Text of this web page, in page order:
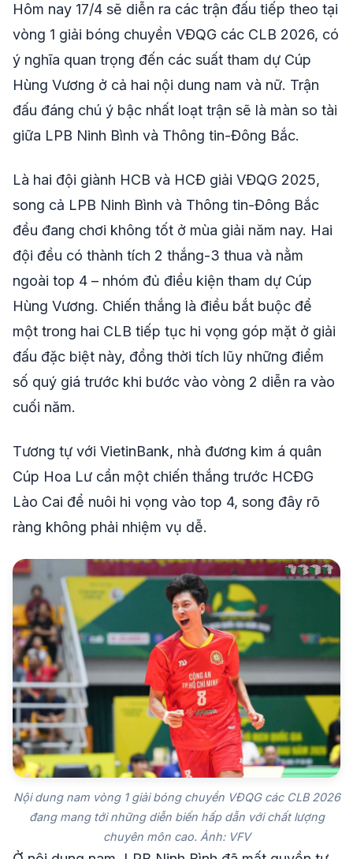
Hôm nay 17/4 sẽ diễn ra các trận đấu tiếp theo tại
vòng 1 giải bóng chuyền VĐQG các CLB 2026, có
ý nghĩa quan trọng đến các suất tham dự Cúp
Hùng Vương ở cả hai nội dung nam và nữ. Trận
đấu đáng chú ý bậc nhất loạt trận sẽ là màn so tài
giữa LPB Ninh Bình và Thông tin-Đông Bắc.
Là hai đội giành HCB và HCĐ giải VĐQG 2025,
song cả LPB Ninh Bình và Thông tin-Đông Bắc
đều đang chơi không tốt ở mùa giải năm nay. Hai
đội đều có thành tích 2 thắng-3 thua và nằm
ngoài top 4 – nhóm đủ điều kiện tham dự Cúp
Hùng Vương. Chiến thắng là điều bắt buộc để
một trong hai CLB tiếp tục hi vọng góp mặt ở giải
đấu đặc biệt này, đồng thời tích lũy những điểm
số quý giá trước khi bước vào vòng 2 diễn ra vào
cuối năm.
Tương tự với VietinBank, nhà đương kim á quân
Cúp Hoa Lư cần một chiến thắng trước HCĐG
Lào Cai để nuôi hi vọng vào top 4, song đây rõ
ràng không phải nhiệm vụ dễ.
Nội dung nam vòng 1 giải bóng chuyền VĐQG các CLB 2026
đang mang tới những diễn biến hấp dẫn với chất lượng
chuyên môn cao. Ảnh: VFV